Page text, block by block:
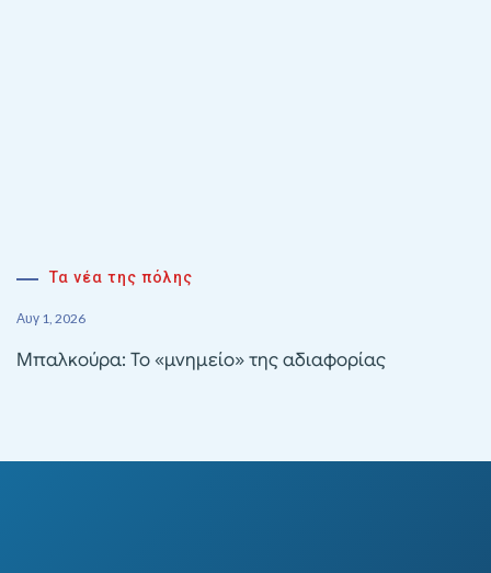
Τα νέα της πόλης
Αυγ 1, 2026
Μπαλκούρα: Το «μνημείο» της αδιαφορίας